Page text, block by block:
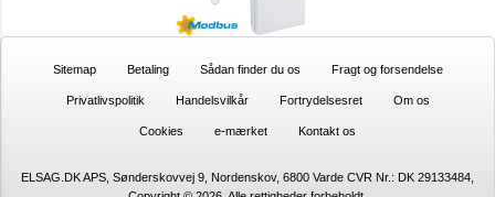
Sitemap Betaling Sådan finder du os Fragt og forsendelse
Privatlivspolitik Handelsvilkår Fortrydelsesret Om os
Cookies e-mærket Kontakt os
ELSAG.DK APS, Sønderskovvej 9, Nordenskov, 6800 Varde CVR Nr.: DK 29133484,